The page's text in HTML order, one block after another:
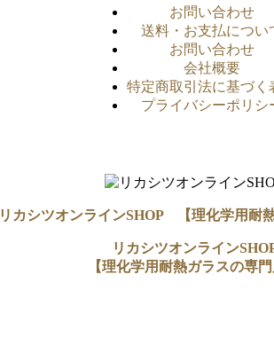
お問い合わせ
送料・お支払につい
お問い合わせ
会社概要
特定商取引法に基づく
プライバシーポリシ
リカシツオンラインSHOP 【理化学用耐
リカシツオンライン
【理化学用耐熱ガラスの専門